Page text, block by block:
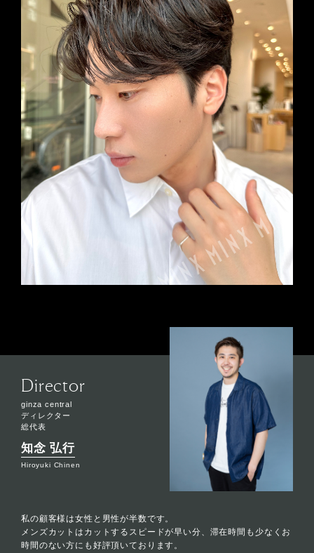
Director
ginza central
ディレクター
総代表
知念 弘行
Hiroyuki Chinen
私の顧客様は女性と男性が半数です。
メンズカットはカットするスピードが早い分、滞在時間も少なくお
時間のない方にも好評頂いております。